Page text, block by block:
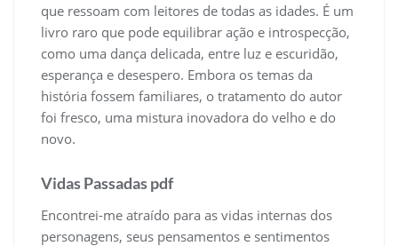
que ressoam com leitores de todas as idades. É um
livro raro que pode equilibrar ação e introspecção,
como uma dança delicada, entre luz e escuridão,
esperança e desespero. Embora os temas da
história fossem familiares, o tratamento do autor
foi fresco, uma mistura inovadora do velho e do
novo.
Vidas Passadas pdf
Encontrei-me atraído para as vidas internas dos
personagens, seus pensamentos e sentimentos